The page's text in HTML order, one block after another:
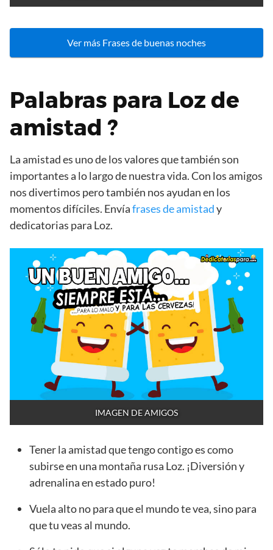
Ver más Frases de buenas noches
Palabras para Loz de
amistad ?
La amistad es uno de los valores que también son
importantes a lo largo de nuestra vida. Con los amigos
nos divertimos pero también nos ayudan en los
momentos difíciles. Envíafrases de amistady
dedicatorias para Loz.
IMAGEN DE AMIGOS
Tener la amistad que tengo contigo es como
subirse en una montaña rusa Loz. ¡Diversión y
adrenalina en estado puro!
Vuela alto no para que el mundo te vea, sino para
que tu veas al mundo.